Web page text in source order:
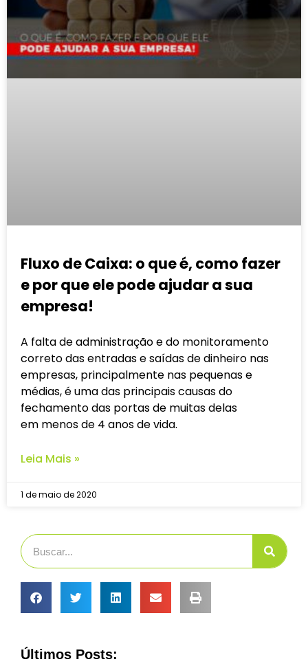
Fluxo de Caixa: o que é, como fazer
e por que ele pode ajudar a sua
empresa!
A falta de administração e do monitoramento
correto das entradas e saídas de dinheiro nas
empresas, principalmente nas pequenas e
médias, é uma das principais causas do
fechamento das portas de muitas delas
em menos de 4 anos de vida.
Leia Mais »
1 de maio de 2020
Últimos Posts: